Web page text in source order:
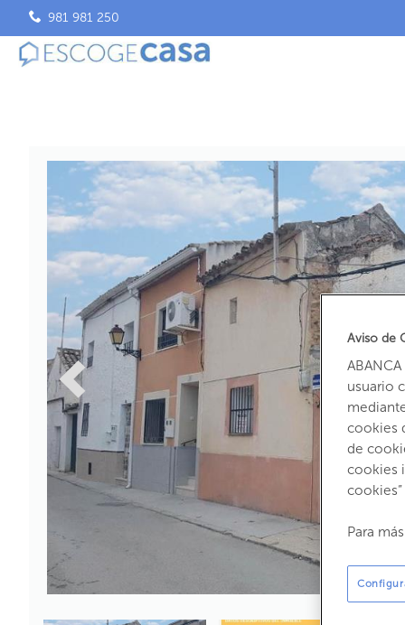
981 981 250
Aviso de
usuario
cookies
de
cookies
cookies”
Para